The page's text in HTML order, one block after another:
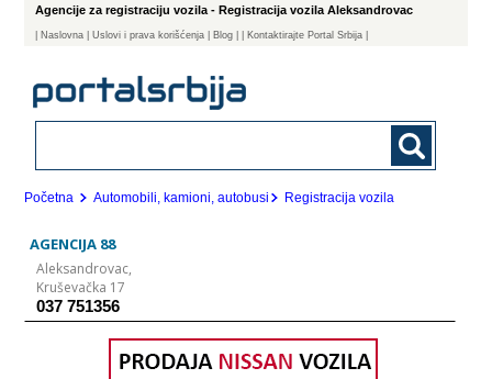
Agencije za registraciju vozila - Registracija vozila Aleksandrovac
Naslovna | Uslovi i prava korišćenja Blog | Kontaktirajte Portal Srbija |
Početna Automobili, kamioni, autobusi Registracija vozila
AGENCIJA 88
Aleksandrovac,
Kruševačka 17
037 751356